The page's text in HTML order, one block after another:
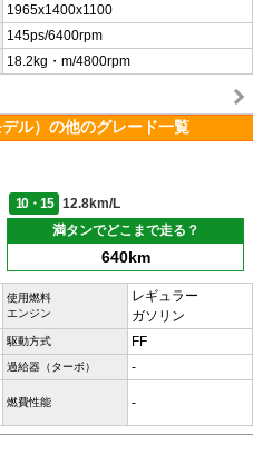
1965x1400x1100
145ps/6400rpm
18.2kg・m/4800rpm
ル）の他のグレード一覧
10・15
12.8km/L
満タンでどこまで走る？
640km
使用燃料
エンジン
レギュラー
ガソリン
駆動方式 FF
過給器（ターボ） -
燃費性能 -